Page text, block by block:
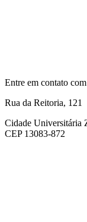
Entre em contato
Rua da Reitoria, 121
Cidade Universitária
CEP 13083-872